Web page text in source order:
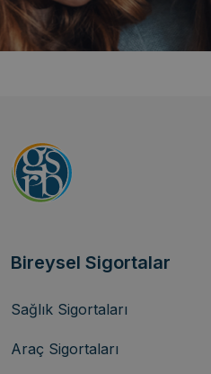
Bireysel Sigortalar
Sağlık Sigortaları
Araç Sigortaları